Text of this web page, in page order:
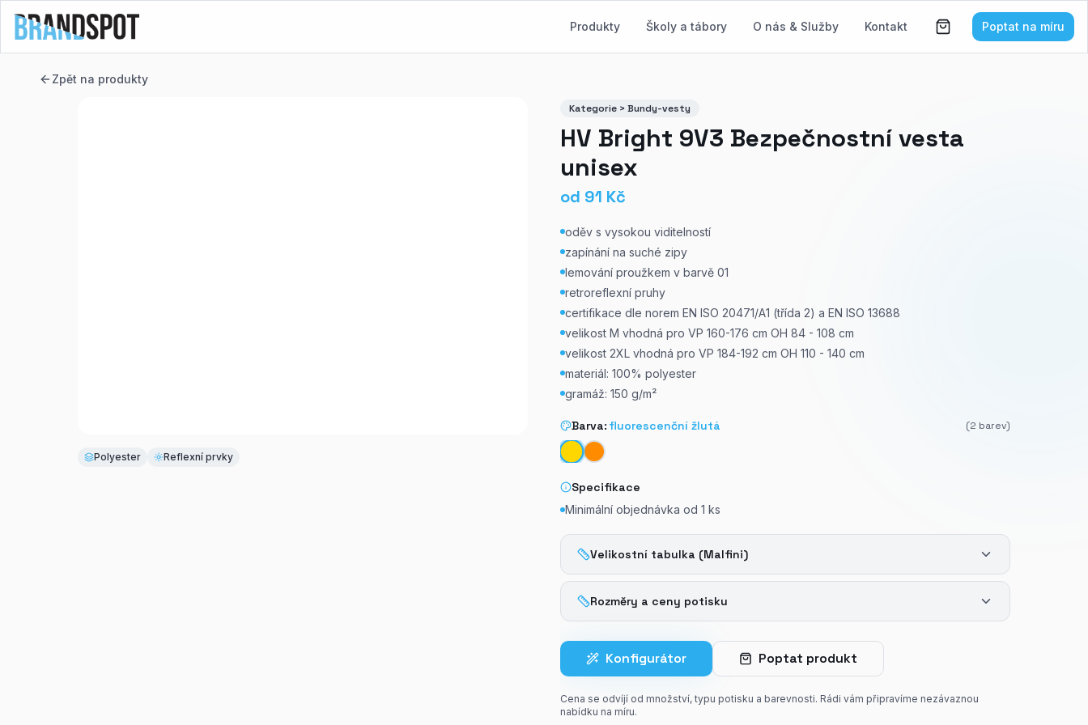
Produkty Školy a tábory O nás & Služby Kontakt Poptat na míru
Zpět na produkty
Polyester Reflexní prvky
Kategorie > Bundy-vesty
HV Bright 9V3 Bezpečnostní vesta
unisex
od 91 Kč
oděv s vysokou viditelností
zapínání na suché zipy
lemování proužkem v barvě 01
retroreflexní pruhy
certifikace dle norem EN ISO 20471/A1 (třída 2) a EN ISO 13688
velikost M vhodná pro VP 160-176 cm OH 84 - 108 cm
velikost 2XL vhodná pro VP 184-192 cm OH 110 - 140 cm
materiál: 100% polyester
gramáž: 150 g/m²
Barva: fluorescenční žlutá (2 barev)
Specifikace
Minimální objednávka od 1 ks
Velikostní tabulka (Malfini)
Rozměry a ceny potisku
Konfigurátor Poptat produkt
Cena se odvíjí od množství, typu potisku a barevnosti. Rádi vám připravíme nezávaznou
nabídku na míru.